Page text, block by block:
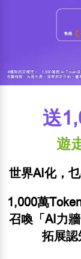
送
遊
世界AI化，
1,000萬
召喚「AI力
拓展認